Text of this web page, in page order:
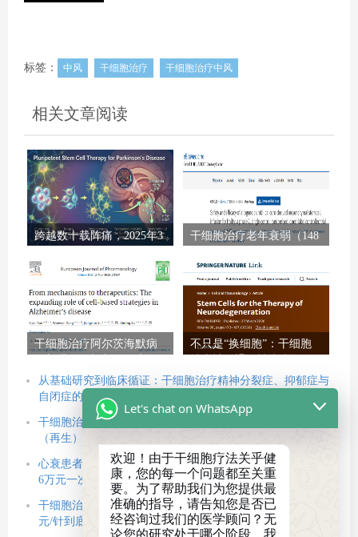
标签： 中风 干细胞治疗 干细胞治疗中风
相关文章阅读
跨越数十载阵痛，2025年3
胞治疗帕金森病已触手可
干细胞治疗老年衰弱（148
全有效，显著改善身体机
能
干细胞治疗阿尔茨海默病
据与未来展望（2026）
不只是“换细胞”：干细胞
通过“调环境”逆转困局？
从基础研究到临床循证：干细胞治疗精神分裂症、抑郁症与
自闭症的新策略
干细胞治疗帕金森病的新思路：利用多能干细胞重建回路
（再生），借力间充质干细胞改善微环境（修复）
心衰患者的新选择：改善心力衰竭的干细胞疗法正式获批，
6万元一次贵不贵？
干细胞治疗2型糖尿病的价格以及技术临床数据公布，5.8万
元/针到底值不值？
Let's chat on WhatsApp
欢迎！由于干细胞疗法关乎健
康，您的每一个问题都至关重
要。为了帮助我们为您提供最
准确的指导，请告知您是否已
经咨询过我们的医学顾问？无
论您的研究处于哪个阶段，我